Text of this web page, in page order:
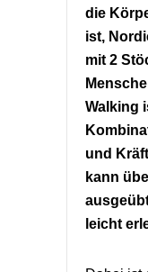
die
ist,
mit 2
Walking
und
kann
leicht